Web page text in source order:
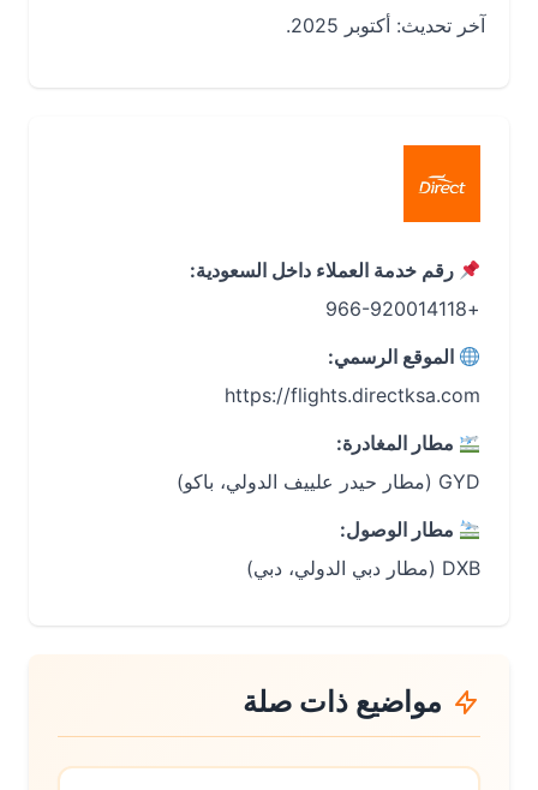
آخر تحديث: أكتوبر 2025.
رقم خدمة العملاء داخل السعودية:
الموقع الرسمي:
https://flights.directksa.com
مطار المغادرة:
مطار الوصول:
مواضيع ذات صلة